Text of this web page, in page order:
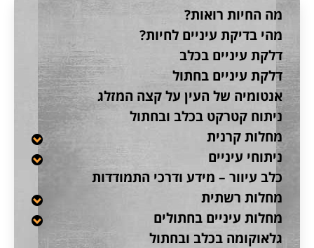
מה החיות רואות?
מהי בדיקת עיניים לחיות?
דלקת עיניים בכלב
דלקת עיניים בחתול
אנטומיה של העין על קצה המזלג
ניתוח קטרקט בכלב ובחתול
מחלות קרנית
ניתוחי עיניים
כלב עיוור – מידע ודרכי התמודדות
מחלות רשתית
מחלות עיניים בחתולים
גלאוקומה בכלב ובחתול